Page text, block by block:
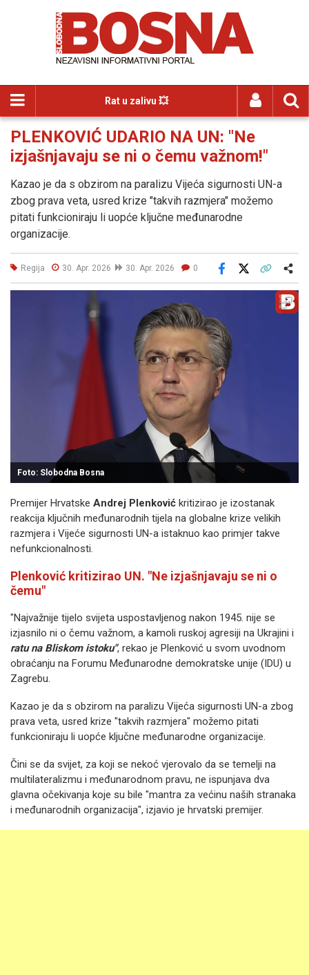
Rat u zalivu 💥
PLENKOVIĆ UDARIO NA UN: "Ne
izjašnjavaju se ni o čemu važnom!"
Kazao je da s obzirom na paralizu Vijeća sigurnosti UN-a
zbog prava veta, usred krize "takvih razmjera" možemo
pitati funkcioniraju li uopće ključne međunarodne
organizacije.
Regija 30. Apr. 2026 30. Apr. 2026 0
Facebook
Foto: Slobodna Bosna
Premijer Hrvatske Andrej Plenković kritizirao je izostanak
reakcija ključnih međunarodnih tijela na globalne krize velikih
razmjera i Vijeće sigurnosti UN-a istaknuo kao primjer takve
nefunkcionalnosti.
Plenković kritizirao UN. "Ne izjašnjavaju se ni o
čemu"
"Najvažnije tijelo svijeta uspostavljenog nakon 1945. nije se
izjasnilo ni o čemu važnom, a kamoli ruskoj agresiji na Ukrajini i
ratu na Bliskom istoku", rekao je Plenković u svom uvodnom
obraćanju na Forumu Međunarodne demokratske unije (IDU) u
Zagrebu.
Kazao je da s obzirom na paralizu Vijeća sigurnosti UN-a zbog
prava veta, usred krize "takvih razmjera" možemo pitati
funkcioniraju li uopće ključne međunarodne organizacije.
Čini se da svijet, za koji se nekoć vjerovalo da se temelji na
multilateralizmu i međunarodnom pravu, ne ispunjava dva
glavna očekivanja koje su bile "mantra za većinu naših stranaka
i međunarodnih organizacija", izjavio je hrvatski premijer.